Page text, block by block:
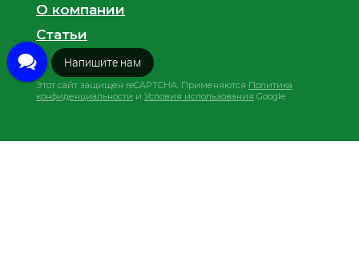
О компании
Cтатьи
Этот сайт защищен reCAPTCHA. Применяются Политика
конфиденциальности и Условия использования Google.
Закажите звонок